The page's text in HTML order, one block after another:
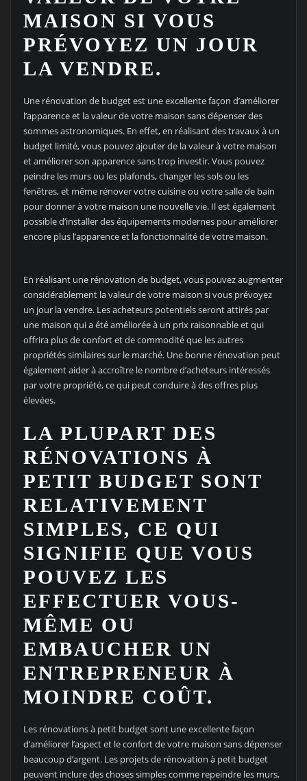
MAISON SI VOUS
PRÉVOYEZ UN JOUR
LA VENDRE.
Une rénovation de budget est une excellente façon d’améliorer
l’apparence et la valeur de votre maison sans dépenser des
sommes astronomiques. En effet, en réalisant des travaux à un
budget limité, vous pouvez ajouter de la valeur à votre maison
et améliorer son apparence sans trop investir. Vous pouvez
peindre les murs ou les plafonds, changer les sols ou les
fenêtres, et même rénover votre cuisine ou votre salle de bain
pour donner à votre maison une nouvelle vie. Il est également
possible d’installer des équipements modernes pour améliorer
encore plus l’apparence et la fonctionnalité de votre maison.
En réalisant une rénovation de budget, vous pouvez augmenter
considérablement la valeur de votre maison si vous prévoyez
un jour la vendre. Les acheteurs potentiels seront attirés par
une maison qui a été améliorée à un prix raisonnable et qui
offrira plus de confort et de commodité que les autres
propriétés similaires sur le marché. Une bonne rénovation peut
également aider à accroître le nombre d’acheteurs intéressés
par votre propriété, ce qui peut conduire à des offres plus
élevées.
LA PLUPART DES
RÉNOVATIONS À
PETIT BUDGET SONT
RELATIVEMENT
SIMPLES, CE QUI
SIGNIFIE QUE VOUS
POUVEZ LES
EFFECTUER VOUS-
MÊME OU
EMBAUCHER UN
ENTREPRENEUR À
MOINDRE COÛT.
Les rénovations à petit budget sont une excellente façon
d’améliorer l’aspect et le confort de votre maison sans dépenser
beaucoup d’argent. Les projets de rénovation à petit budget
peuvent inclure des choses simples comme repeindre les murs,